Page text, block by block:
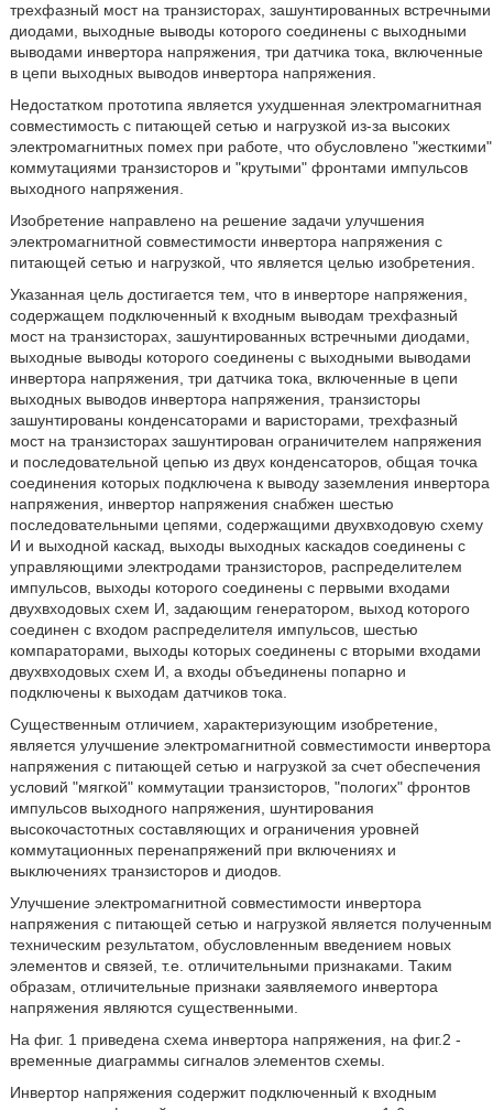
трехфазный мост на транзисторах, зашунтированных встречными
диодами, выходные выводы которого соединены с выходными
выводами инвертора напряжения, три датчика тока, включенные
в цепи выходных выводов инвертора напряжения.
Недостатком прототипа является ухудшенная электромагнитная
совместимость с питающей сетью и нагрузкой из-за высоких
электромагнитных помех при работе, что обусловлено "жесткими"
коммутациями транзисторов и "крутыми" фронтами импульсов
выходного напряжения.
Изобретение направлено на решение задачи улучшения
электромагнитной совместимости инвертора напряжения с
питающей сетью и нагрузкой, что является целью изобретения.
Указанная цель достигается тем, что в инверторе напряжения,
содержащем подключенный к входным выводам трехфазный
мост на транзисторах, зашунтированных встречными диодами,
выходные выводы которого соединены с выходными выводами
инвертора напряжения, три датчика тока, включенные в цепи
выходных выводов инвертора напряжения, транзисторы
зашунтированы конденсаторами и варисторами, трехфазный
мост на транзисторах зашунтирован ограничителем напряжения
и последовательной цепью из двух конденсаторов, общая точка
соединения которых подключена к выводу заземления инвертора
напряжения, инвертор напряжения снабжен шестью
последовательными цепями, содержащими двухвходовую схему
И и выходной каскад, выходы выходных каскадов соединены с
управляющими электродами транзисторов, распределителем
импульсов, выходы которого соединены с первыми входами
двухвходовых схем И, задающим генератором, выход которого
соединен с входом распределителя импульсов, шестью
компараторами, выходы которых соединены с вторыми входами
двухвходовых схем И, а входы объединены попарно и
подключены к выходам датчиков тока.
Существенным отличием, характеризующим изобретение,
является улучшение электромагнитной совместимости инвертора
напряжения с питающей сетью и нагрузкой за счет обеспечения
условий "мягкой" коммутации транзисторов, "пологих" фронтов
импульсов выходного напряжения, шунтирования
высокочастотных составляющих и ограничения уровней
коммутационных перенапряжений при включениях и
выключениях транзисторов и диодов.
Улучшение электромагнитной совместимости инвертора
напряжения с питающей сетью и нагрузкой является полученным
техническим результатом, обусловленным введением новых
элементов и связей, т.е. отличительными признаками. Таким
образам, отличительные признаки заявляемого инвертора
напряжения являются существенными.
На фиг. 1 приведена схема инвертора напряжения, на фиг.2 -
временные диаграммы сигналов элементов схемы.
Инвертор напряжения содержит подключенный к входным